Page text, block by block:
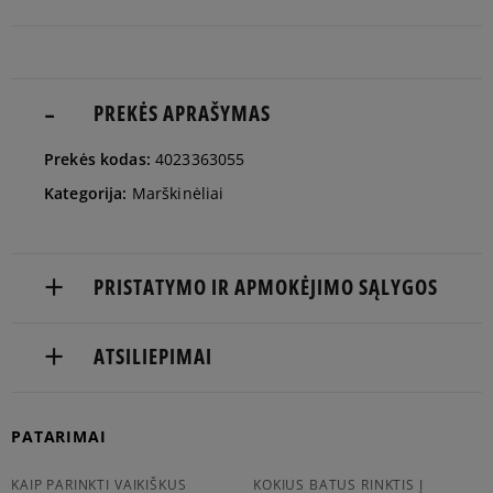
L
Pranešti
man
PREKĖS APRAŠYMAS
Prekės kodas: 4023363055
Kategorija: Marškinėliai
PRISTATYMO IR APMOKĖJIMO SĄLYGOS
Pristatymas:
ATSILIEPIMAI
Produktas dar neturi atsiliepimų
PATARIMAI
KAIP PARINKTI VAIKIŠKUS
KOKIUS BATUS RINKTIS Į